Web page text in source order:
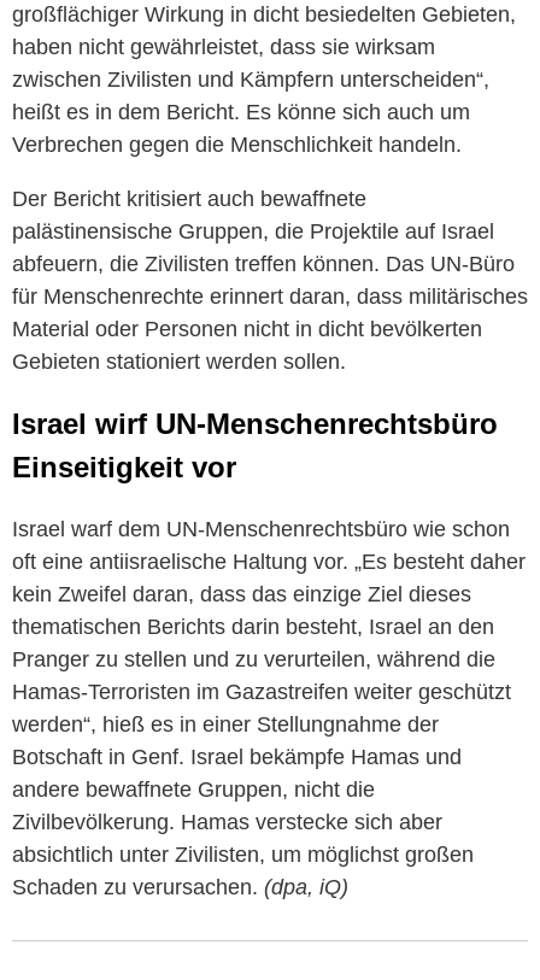
großflächiger Wirkung in dicht besiedelten Gebieten,
haben nicht gewährleistet, dass sie wirksam
zwischen Zivilisten und Kämpfern unterscheiden“,
heißt es in dem Bericht. Es könne sich auch um
Verbrechen gegen die Menschlichkeit handeln.
Der Bericht kritisiert auch bewaffnete
palästinensische Gruppen, die Projektile auf Israel
abfeuern, die Zivilisten treffen können. Das UN-Büro
für Menschenrechte erinnert daran, dass militärisches
Material oder Personen nicht in dicht bevölkerten
Gebieten stationiert werden sollen.
Israel wirf UN-Menschenrechtsbüro
Einseitigkeit vor
Israel warf dem UN-Menschenrechtsbüro wie schon
oft eine antiisraelische Haltung vor. „Es besteht daher
kein Zweifel daran, dass das einzige Ziel dieses
thematischen Berichts darin besteht, Israel an den
Pranger zu stellen und zu verurteilen, während die
Hamas-Terroristen im Gazastreifen weiter geschützt
werden“, hieß es in einer Stellungnahme der
Botschaft in Genf. Israel bekämpfe Hamas und
andere bewaffnete Gruppen, nicht die
Zivilbevölkerung. Hamas verstecke sich aber
absichtlich unter Zivilisten, um möglichst großen
Schaden zu verursachen. (dpa, iQ)